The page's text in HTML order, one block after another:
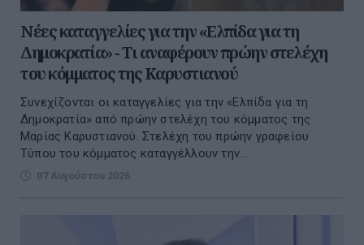
Νέες καταγγελίες για την «Ελπίδα για τη
Δημοκρατία» - Τι αναφέρουν πρώην στελέχη
του κόμματος της Καρυστιανού
Συνεχίζονται οι καταγγελίες για την «Ελπίδα για τη
Δημοκρατία» από πρώην στελέχη του κόμματος της
Μαρίας Καρυστιανού. Στελέχη του πρώην γραφείου
Τύπου του κόμματος καταγγέλλουν την...
07 Αυγούστου 2026